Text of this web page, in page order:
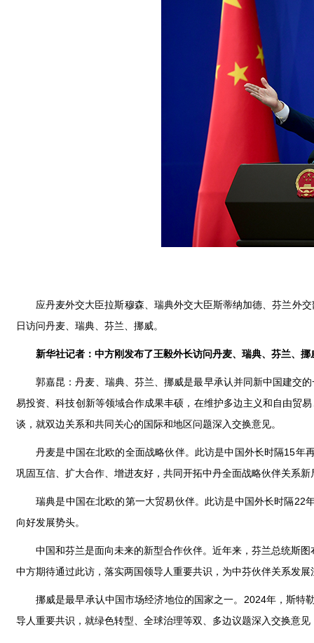
应丹麦外交大臣拉斯穆森、瑞典外交大臣斯蒂纳加德、芬兰外
日访问丹麦、瑞典、芬兰、挪威。
新华社记者：中方刚发布了王毅外长访问丹麦、瑞典、芬兰、
郭嘉昆：丹麦、瑞典、芬兰、挪威是最早承认并同新中国建交
易投资、科技创新等领域合作成果丰硕，在维护多边主义和自由贸
谈，就双边关系和共同关心的国际和地区问题深入交换意见。
丹麦是中国在北欧的全面战略伙伴。此访是中国外长时隔15年
巩固互信、扩大合作、增进友好，共同开拓中丹全面战略伙伴关系新
瑞典是中国在北欧的第一大贸易伙伴。此访是中国外长时隔22
向好发展势头。
中国和芬兰是面向未来的新型合作伙伴。近年来，芬兰总统斯
中方期待通过此访，落实两国领导人重要共识，为中芬伙伴关系发展
挪威是最早承认中国市场经济地位的国家之一。2024年，斯特
导人重要共识，就绿色转型、全球治理等双、多边议题深入交换意